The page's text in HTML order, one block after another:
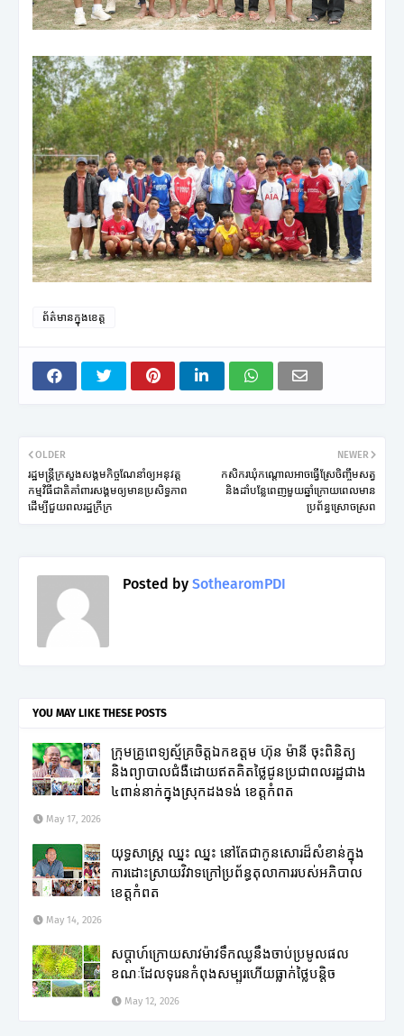
ព័ត៌មានក្នុងខេត្ត
NEWER
កសិករឃុំកណ្តោលអាចធ្វើស្រែចិញ្ចឹមសត្វ
និងដាំបន្លែពេញមួយឆ្នាំក្រោយពេលមាន
ប្រព័ន្ធស្រោចស្រព
OLDER
រដ្ឋមន្ត្រីក្រសួងសង្គមកិច្ចណែនាំឲ្យអនុវត្ត
កម្មវិធីជាតិគាំពារសង្គមឲ្យមានប្រសិទ្ធភាព
ដើម្បីជួយពលរដ្ឋក្រីក្រ
Posted by SothearomPDI
YOU MAY LIKE THESE POSTS
ក្រុមគ្រូពេទ្យស្ម័គ្រចិត្តឯកឧត្តម ហ៊ុន ម៉ានី ចុះពិនិត្យ
និងព្យាបាលជំងឺដោយឥតគិតថ្លៃជូនប្រជាពលរដ្ឋជាង
៤ពាន់នាក់ក្នុងស្រុកដងទង់ ខេត្តកំពត
May 17, 2026
យុទ្ធសាស្ត្រ ឈ្នះ ឈ្នះ នៅតែជាកូនសោរដ៏សំខាន់ក្នុង
ការដោះស្រាយវិវាទក្រៅប្រព័ន្ធតុលាការរបស់អភិបាល
ខេត្តកំពត
May 14, 2026
សប្តាហ៍ក្រោយសាវម៉ាវទឹកឈូនឹងចាប់ប្រមូលផល
ខណៈដែលទុរេនកំពុងសម្បូរហើយធ្លាក់ថ្លៃបន្តិច
May 12, 2026